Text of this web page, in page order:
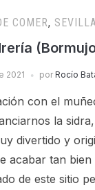
COMER,
2021 por Rocío
con el
la
divertido y
acabar tan
de este sitio